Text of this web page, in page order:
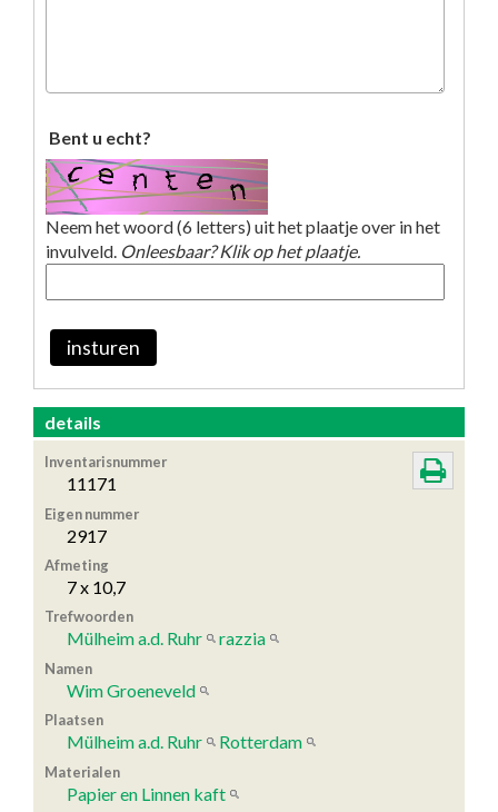
Bent u echt?
Neem het woord (6 letters) uit het plaatje over in het
invulveld. Onleesbaar? Klik op het plaatje.
insturen
details
Inventarisnummer
11171
Eigen nummer
2917
Afmeting
7 x 10,7
Trefwoorden
Mülheim a.d. Ruhr razzia
Namen
Wim Groeneveld
Plaatsen
Mülheim a.d. Ruhr Rotterdam
Materialen
Papier en Linnen kaft